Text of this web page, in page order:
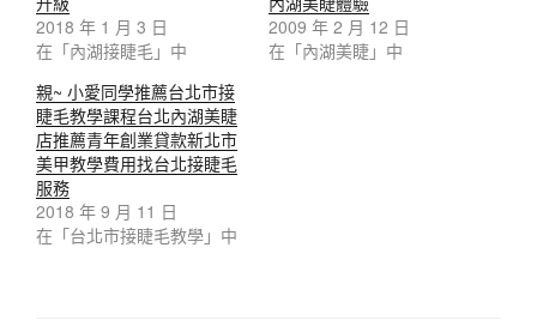
2018 年 1 月 3 日
在「內湖接睫毛」中
2009 年 2 月 12 日
在「內湖美睫」中
親~ 小愛同學推薦台北市接
睫毛教學課程台北內湖美睫
店推薦青年創業貸款新北市
美甲教學費用找台北接睫毛
服務
2018 年 9 月 11 日
在「台北市接睫毛教學」中